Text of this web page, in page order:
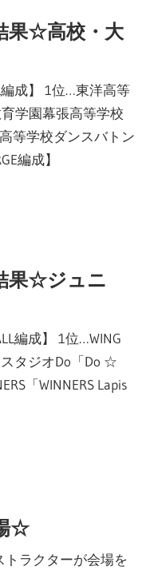
果☆高校・大
編成】 1位…東洋高等
学園幕張高等学校
等学校ダンスバトン
編成】
果☆ジュニ
編成】 1位…WING
スタジオDo「Do ☆
「WINNERS Lapis
☆
トラクターが会場を